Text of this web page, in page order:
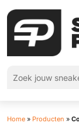
Home » Producten »